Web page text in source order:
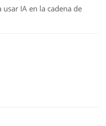
IA en la cadena de